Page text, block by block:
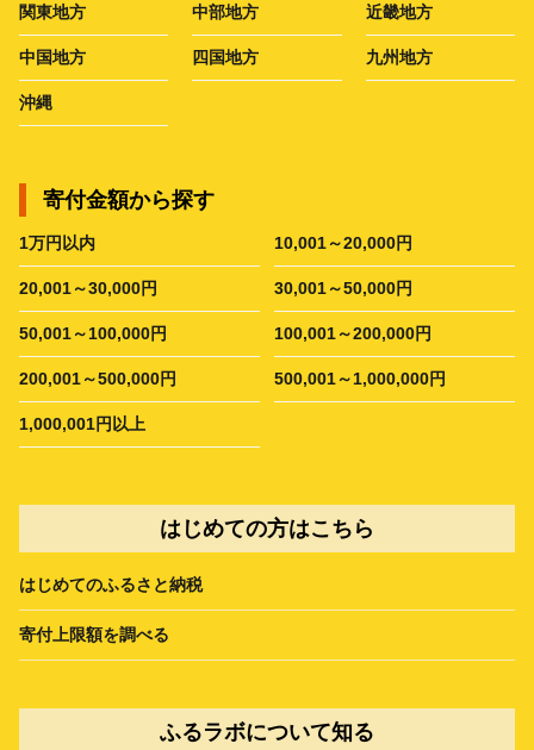
関東地方 中部地方 近畿地方
中国地方 四国地方 九州地方
沖縄
寄付金額から探す
1万円以内 10,001～20,000円
20,001～30,000円 30,001～50,000円
50,001～100,000円 100,001～200,000円
200,001～500,000円 500,001～1,000,000円
1,000,001円以上
はじめての方はこちら
はじめてのふるさと納税
寄付上限額を調べる
ふるラボについて知る